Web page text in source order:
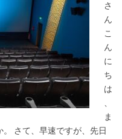
さ
ん
こ
ん
に
ち
は
ま
さて、早速ですが、先日